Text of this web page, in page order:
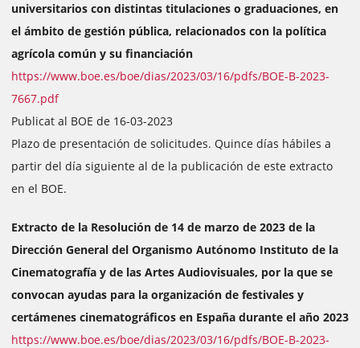
universitarios con distintas titulaciones o graduaciones, en
el ámbito de gestión pública, relacionados con la política
agrícola común y su financiación
https://www.boe.es/boe/dias/2023/03/16/pdfs/BOE-B-2023-
7667.pdf
Publicat al BOE de 16-03-2023
Plazo de presentación de solicitudes. Quince días hábiles a
partir del día siguiente al de la publicación de este extracto
en el BOE.
Extracto de la Resolución de 14 de marzo de 2023 de la
Dirección General del Organismo Autónomo Instituto de la
Cinematografía y de las Artes Audiovisuales, por la que se
convocan ayudas para la organización de festivales y
certámenes cinematográficos en España durante el año 2023
https://www.boe.es/boe/dias/2023/03/16/pdfs/BOE-B-2023-